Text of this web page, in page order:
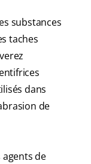
substances
taches
dans
de
de